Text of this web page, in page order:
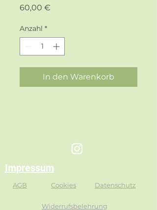
60,00 €
Anzahl *
In den Warenkorb
Impressum
AGB Cookies Datenschutz
Widerrufsbelehrung